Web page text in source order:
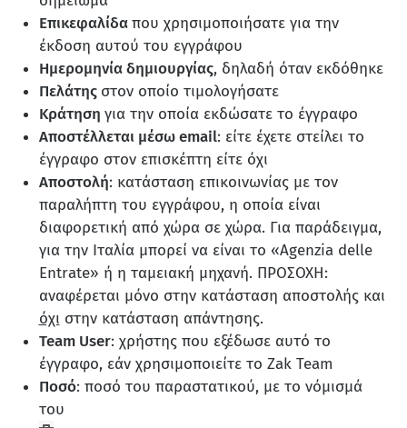
Επικεφαλίδαπου χρησιμοποιήσατε για την
έκδοση αυτού του εγγράφου
Ημερομηνία δημιουργίας, δηλαδή όταν εκδόθηκε
Πελάτης στον οποίο τιμολογήσατε
Κράτηση για την οποία εκδώσατε το έγγραφο
Αποστέλλεται μέσω email: είτε έχετε στείλει το
έγγραφο στον επισκέπτη είτε όχι
Αποστολή: κατάσταση επικοινωνίας με τον
παραλήπτη του εγγράφου, η οποία είναι
διαφορετική από χώρα σε χώρα. Για παράδειγμα,
για την Ιταλία μπορεί να είναι το «Agenzia delle
Entrate» ή η ταμειακή μηχανή. ΠΡΟΣΟΧΗ:
αναφέρεται μόνο στην κατάσταση αποστολής και
όχι στην κατάσταση απάντησης.
Team User: χρήστης που εξέδωσε αυτό το
έγγραφο, εάν χρησιμοποιείτε το Zak Team
Ποσό: ποσό του παραστατικού, με το νόμισμά
του